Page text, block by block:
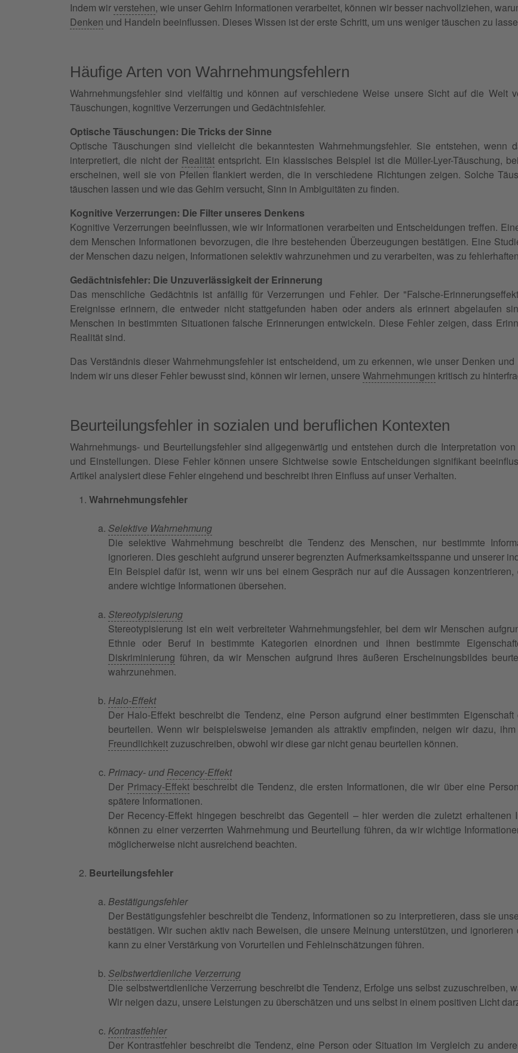
Indem wirverstehen, wie unser Gehirn Informationen verarbeitet, können wir besser nachvollziehen,
Denken und Handeln beeinflussen. Dieses Wissen ist der erste Schritt, um uns weniger täuschen zu
Häufige Arten von Wahrnehmungsfehlern
Wahrnehmungsfehler sind vielfältig und können auf verschiedene Weise unsere Sicht auf die Welt
Täuschungen, kognitive Verzerrungen und Gedächtnisfehler.
Optische Täuschungen: Die Tricks der Sinne
Optische Täuschungen sind vielleicht die bekanntesten Wahrnehmungsfehler. Sie entstehen,
interpretiert, die nicht der Realität entspricht. Ein klassisches Beispiel ist die Müller-Lyer-Täuschung,
erscheinen, weil sie von Pfeilen flankiert werden, die in verschiedene Richtungen zeigen. Solche
täuschen lassen und wie das Gehirn versucht, Sinn in Ambiguitäten zu finden.
Kognitive Verzerrungen: Die Filter unseres Denkens
Kognitive Verzerrungen beeinflussen, wie wir Informationen verarbeiten und Entscheidungen treffen.
dem Menschen Informationen bevorzugen, die ihre bestehenden Überzeugungen bestätigen. Eine
der Menschen dazu neigen, Informationen selektiv wahrzunehmen und zu verarbeiten, was zu
Gedächtnisfehler: Die Unzuverlässigkeit der Erinnerung
Das menschliche Gedächtnis ist anfällig für Verzerrungen und Fehler. Der "Falsche-
Ereignisse erinnern, die entweder nicht stattgefunden haben oder anders als erinnert abgelaufen
Menschen in bestimmten Situationen falsche Erinnerungen entwickeln. Diese Fehler zeigen, dass
Realität sind.
Das Verständnis dieser Wahrnehmungsfehler ist entscheidend, um zu erkennen, wie unser Denken
Indem wir uns dieser Fehler bewusst sind, können wir lernen, unsere Wahrnehmungen kritisch zu
Beurteilungsfehler in sozialen und beruflichen Kontexten
Wahrnehmungs- und Beurteilungsfehler sind allgegenwärtig und entstehen durch die Interpretation
und Einstellungen. Diese Fehler können unsere Sichtweise sowie Entscheidungen signifikant
Artikel analysiert diese Fehler eingehend und beschreibt ihren Einfluss auf unser Verhalten.
Wahrnehmungsfehler
Selektive Wahrnehmung
Die selektive Wahrnehmung beschreibt die Tendenz des Menschen, nur bestimmte
ignorieren. Dies geschieht aufgrund unserer begrenzten Aufmerksamkeitsspanne und unserer
Ein Beispiel dafür ist, wenn wir uns bei einem Gespräch nur auf die Aussagen
andere wichtige Informationen übersehen.
Stereotypisierung
Stereotypisierung ist ein weit verbreiteter Wahrnehmungsfehler, bei dem wir Menschen
Ethnie oder Beruf in bestimmte Kategorien einordnen und ihnen bestimmte
Diskriminierung führen, da wir Menschen aufgrund ihres äußeren Erscheinungsbildes
wahrzunehmen.
Halo-Effekt
Der Halo-Effekt beschreibt die Tendenz, eine Person aufgrund einer bestimmten
beurteilen. Wenn wir beispielsweise jemanden als attraktiv empfinden, neigen wir dazu,
Freundlichkeitzuzuschreiben, obwohl wir diese gar nicht genau beurteilen können.
Primacy- undRecency-Effekt
Der Primacy-Effekt beschreibt die Tendenz, die ersten Informationen, die wir über eine
spätere Informationen.
Der Recency-Effekt hingegen beschreibt das Gegenteil – hier werden die zuletzt erhaltenen
können zu einer verzerrten Wahrnehmung und Beurteilung führen, da wir wichtige
möglicherweise nicht ausreichend beachten.
Beurteilungsfehler
Bestätigungsfehler
Der Bestätigungsfehler beschreibt die Tendenz, Informationen so zu interpretieren, dass sie
bestätigen. Wir suchen aktiv nach Beweisen, die unsere Meinung unterstützen, und
kann zu einer Verstärkung von Vorurteilen und Fehleinschätzungen führen.
Selbstwertdienliche Verzerrung
Die selbstwertdienliche Verzerrung beschreibt die Tendenz, Erfolge uns selbst zuzuschreiben,
Wir neigen dazu, unsere Leistungen zu überschätzen und uns selbst in einem positiven Licht
Kontrastfehler
Der Kontrastfehler beschreibt die Tendenz, eine Person oder Situation im Vergleich zu